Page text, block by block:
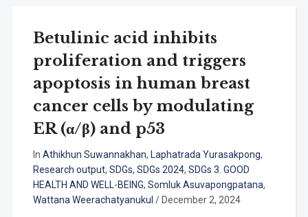
Betulinic acid inhibits
proliferation and triggers
apoptosis in human breast
cancer cells by modulating
ER (α/β) and p53
In Athikhun Suwannakhan, Laphatrada Yurasakpong,
Research output, SDGs, SDGs 2024, SDGs 3. GOOD
HEALTH AND WELL-BEING, Somluk Asuvapongpatana,
Wattana Weerachatyanukul / December 2, 2024